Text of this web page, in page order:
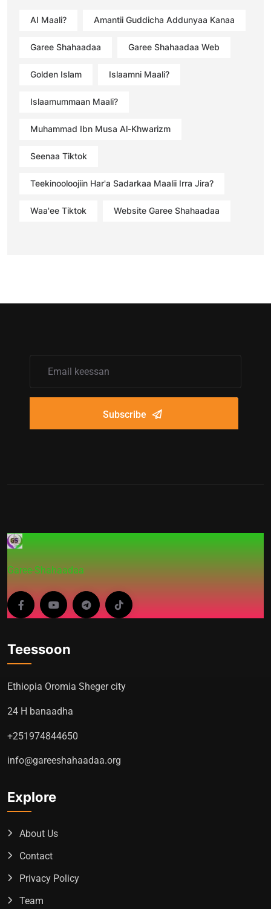
AI Maali? Amantii Guddicha Addunyaa Kanaa
Garee Shahaadaa Garee Shahaadaa Web
Golden Islam Islaamni Maali?
Islaamummaan Maali?
Muhammad Ibn Musa Al-Khwarizm
Seenaa Tiktok
Teekinooloojiin Har'a Sadarkaa Maalii Irra Jira?
Waa'ee Tiktok Website Garee Shahaadaa
Subscribe
Garee-Shahaadaa
Teessoon
Ethiopia Oromia Sheger city
24 H banaadha
+251974844650
info@gareeshahaadaa.org
Explore
About Us
Contact
Privacy Policy
Team